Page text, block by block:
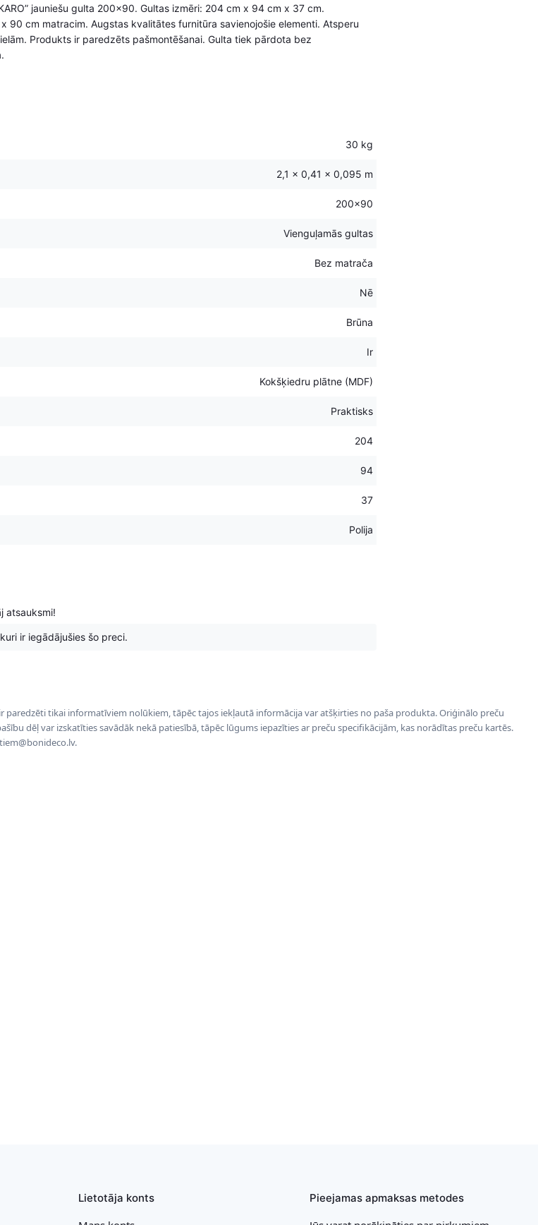
jauniešu gulta 200×90. Gultas izmēri: 204 cm x 94 cm x 37 cm.
90 cm matracim. Augstas kvalitātes furnitūra savienojošie elementi. Atsperu
Produkts ir paredzēts pašmontēšanai. Gulta tiek pārdota bez
30 kg
2,1 × 0,41 × 0,095 m
200×90
Vienguļamās gultas
Bez matrača
Nē
Brūna
Ir
Kokšķiedru plātne (MDF)
Praktisks
204
94
37
Polija
atsauksmi!
ir iegādājušies šo preci.
tikai informatīviem nolūkiem, tāpēc tajos iekļautā informācija var atšķirties no paša produkta. Oriģinālo preču
dēļ var izskatīties savādāk nekā patiesībā, tāpēc lūgums iepazīties ar preču specifikācijām, kas norādītas preču kartēs.
Lietotāja konts Pieejamas apmaksas metodes